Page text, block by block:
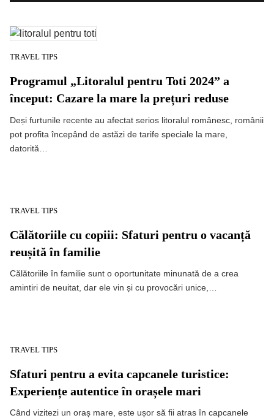
TRAVEL TIPS
Programul „Litoralul pentru Toti 2024” a
început: Cazare la mare la prețuri reduse
Deși furtunile recente au afectat serios litoralul românesc, românii
pot profita începând de astăzi de tarife speciale la mare,
datorită…
TRAVEL TIPS
Călătoriile cu copiii: Sfaturi pentru o vacanță
reușită în familie
Călătoriile în familie sunt o oportunitate minunată de a crea
amintiri de neuitat, dar ele vin și cu provocări unice,…
TRAVEL TIPS
Sfaturi pentru a evita capcanele turistice:
Experiențe autentice în orașele mari
Când vizitezi un oraș mare, este ușor să fii atras în capcanele